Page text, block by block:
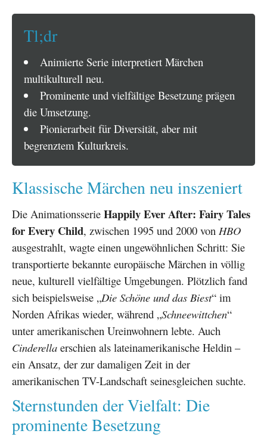
Tl;dr
Animierte Serie interpretiert Märchen
multikulturell neu.
Prominente und vielfältige Besetzung prägen
die Umsetzung.
Pionierarbeit für Diversität, aber mit
begrenztem Kulturkreis.
Klassische Märchen neu inszeniert
Die Animationsserie Happily Ever After: Fairy Tales
for Every Child, zwischen 1995 und 2000 von HBO
ausgestrahlt, wagte einen ungewöhnlichen Schritt: Sie
transportierte bekannte europäische Märchen in völlig
neue, kulturell vielfältige Umgebungen. Plötzlich fand
sich beispielsweise „Die Schöne und das Biest“ im
Norden Afrikas wieder, während „Schneewittchen“
unter amerikanischen Ureinwohnern lebte. Auch
Cinderella erschien als lateinamerikanische Heldin –
ein Ansatz, der zur damaligen Zeit in der
amerikanischen TV-Landschaft seinesgleichen suchte.
Sternstunden der Vielfalt: Die
prominente Besetzung